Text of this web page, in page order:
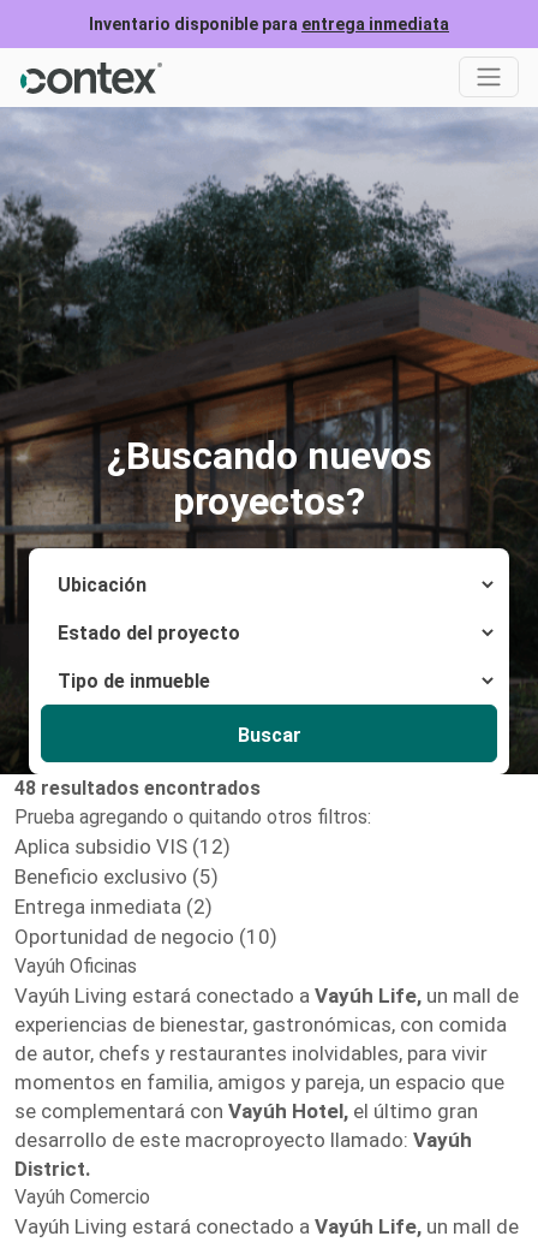
Inventario disponible para entrega inmediata
¿Buscando nuevos
proyectos?
Buscar
48 resultados encontrados
Prueba agregando o quitando otros filtros:
Aplica subsidio VIS (12)
Beneficio exclusivo (5)
Entrega inmediata (2)
Oportunidad de negocio (10)
Vayúh Oficinas
Vayúh Living estará conectado a Vayúh Life, un mall de
experiencias de bienestar, gastronómicas, con comida
de autor, chefs y restaurantes inolvidables, para vivir
momentos en familia, amigos y pareja, un espacio que
se complementará con Vayúh Hotel, el último gran
desarrollo de este macroproyecto llamado: Vayúh
District.
Vayúh Comercio
Vayúh Living estará conectado a Vayúh Life, un mall de